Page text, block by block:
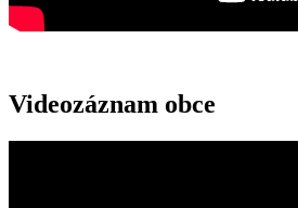
Videozáznam obce